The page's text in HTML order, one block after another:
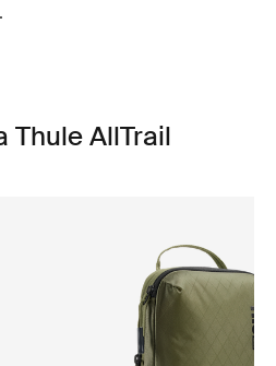
Thule AllTrail